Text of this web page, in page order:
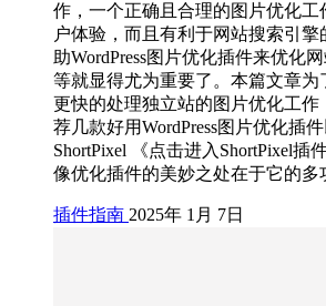
作，一个正确且合理的图片优化工
户体验，而且有利于网站搜索引
助WordPress图片优化插件来优化
等就显得尤为重要了。本篇文章为
更快的处理独立站的图片优化工作
荐几款好用WordPress图片优化插
ShortPixel 《点击进入ShortPixel插
像优化插件的美妙之处在于它的
插件指南 2025年 1月 7日